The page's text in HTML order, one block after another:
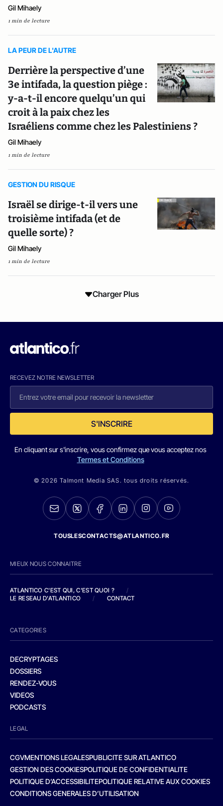
Gil Mihaely
1 min de lecture
LA PEUR DE L'AUTRE
Derrière la perspective d’une
3e intifada, la question piège :
y-a-t-il encore quelqu’un qui
croit à la paix chez les
Israéliens comme chez les Palestiniens ?
Gil Mihaely
1 min de lecture
GESTION DU RISQUE
Israël se dirige-t-il vers une
troisième intifada (et de
quelle sorte) ?
Gil Mihaely
1 min de lecture
Charger Plus
RECEVEZ NOTRE NEWSLETTER
S'INSCRIRE
En cliquant sur s'inscrire, vous confirmez que vous acceptez nos
Termes et Conditions
© 2026 Talmont Media SAS. tous droits réservés.
TOUSLESCONTACTS@ATLANTICO.FR
MIEUX NOUS CONNAITRE
ATLANTICO C'EST QUI, C'EST QUOI ?
/
LE RESEAU D'ATLANTICO
/ CONTACT
CATEGORIES
DECRYPTAGES
DOSSIERS
RENDEZ-VOUS
VIDEOS
PODCASTS
LEGAL
CGVMENTIONS LEGALESPUBLICITE SUR ATLANTICO
GESTION DES COOKIESPOLITIQUE DE CONFIDENTIALITE
POLITIQUE D’ACCESSIBILITEPOLITIQUE RELATIVE AUX COOKIES
CONDITIONS GENERALES D’UTILISATION